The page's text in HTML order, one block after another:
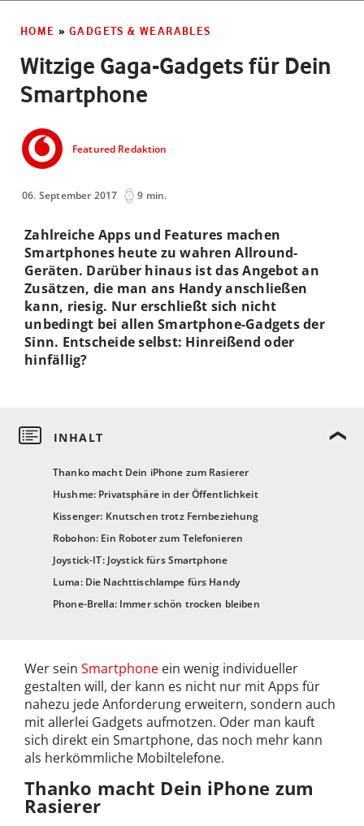
HOME » GADGETS & WEARABLES
Witzige Gaga-Gadgets für Dein
Smartphone
Featured Redaktion
06. September 2017 9 min.
Thanko macht Dein iPhone zum Rasierer
Hushme: Privatsphäre in der Öffentlichkeit
Kissenger: Knutschen trotz Fernbeziehung
Robohon: Ein Roboter zum Telefonieren
Joystick-IT: Joystick fürs Smartphone
Luma: Die Nachttischlampe fürs Handy
Phone-Brella: Immer schön trocken bleiben
Zahlreiche Apps und Features machen
Smartphones heute zu wahren Allround-
Geräten. Darüber hinaus ist das Angebot an
Zusätzen, die man ans Handy anschließen
kann, riesig. Nur erschließt sich nicht
unbedingt bei allen Smartphone-Gadgets der
Sinn. Entscheide selbst: Hinreißend oder
hinfällig?
Wer sein Smartphone ein wenig individueller
gestalten will, der kann es nicht nur mit Apps für
nahezu jede Anforderung erweitern, sondern auch
mit allerlei Gadgets aufmotzen. Oder man kauft
sich direkt ein Smartphone, das noch mehr kann
als herkömmliche Mobiltelefone.
Thanko macht Dein iPhone zum
Rasierer